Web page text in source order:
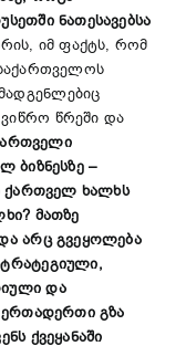
ნათესავებსა
იმ ფაქტს, რომ
წრეში და
ბიზნესზე–
ქართველ ხალხს
მათზე
არც გვეყოლება
და
გზა
ქვეყანაში